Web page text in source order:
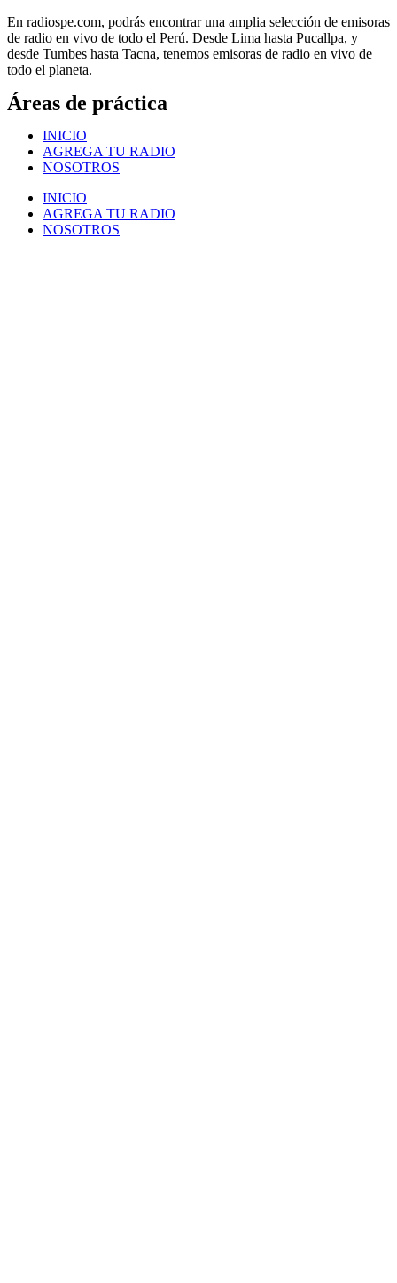
En radiospe.com, podrás encontrar una amplia selección de emisoras
de radio en vivo de todo el Perú. Desde Lima hasta Pucallpa, y
desde Tumbes hasta Tacna, tenemos emisoras de radio en vivo de
todo el planeta.
Áreas de práctica
INICIO
AGREGA TU RADIO
NOSOTROS
INICIO
AGREGA TU RADIO
NOSOTROS